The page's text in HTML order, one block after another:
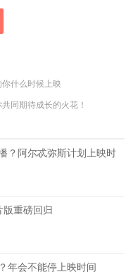
什么时候上映
同期待成长的火花！
？阿尔忒弥斯计划上映时
重磅回归
年会不能停上映时间